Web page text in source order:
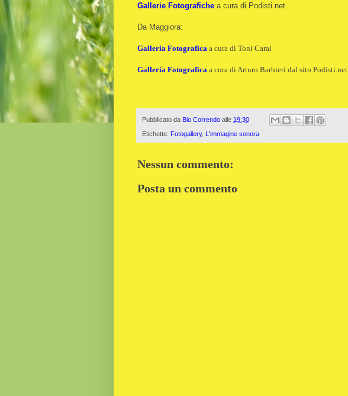
Gallerie Fotografiche a cura di Podisti.net
Da Maggiora:
Galleria Fotografica a cura di Toni Carai
Galleria Fotografica a cura di Arturo Barbieri dal sito Podisti.net
Pubblicato da Bio Correndo alle 19:30
Etichette: Fotogallery, L'immagine sonora
Nessun commento:
Posta un commento